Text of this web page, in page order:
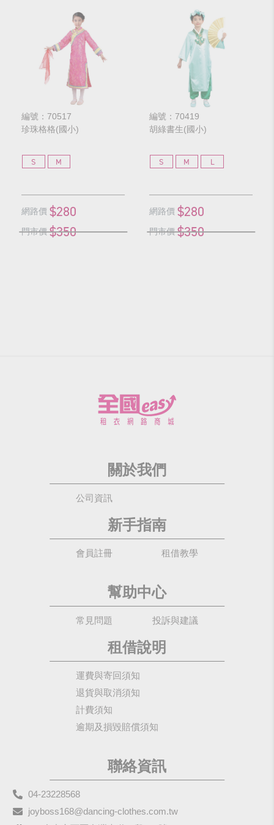
編號：70517
珍珠格格(國小)
S M
網路價 $280
門市價 $350
編號：70419
胡綠書生(國小)
S M L
網路價 $280
門市價 $350
關於我們
公司資訊
新手指南
會員註冊 租借教學
幫助中心
常見問題 投訴與建議
租借說明
運費與寄回須知
退貨與取消須知
計費須知
逾期及損毀賠償須知
聯絡資訊
04-23228568
joyboss168@dancing-clothes.com.tw